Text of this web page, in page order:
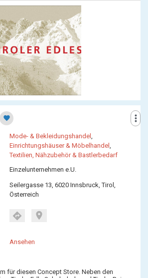
more_vert
favorite
Mode- & Bekleidungshandel
Einrichtungshäuser & Möbelhandel
Textilien, Nähzubehör & Bastlerbedarf
Einzelunternehmen e.U.
Seilergasse 13, 6020 Innsbruck, Tirol,
Österreich
directions location_on
Ansehen
für diesen Concept Store. Neben den